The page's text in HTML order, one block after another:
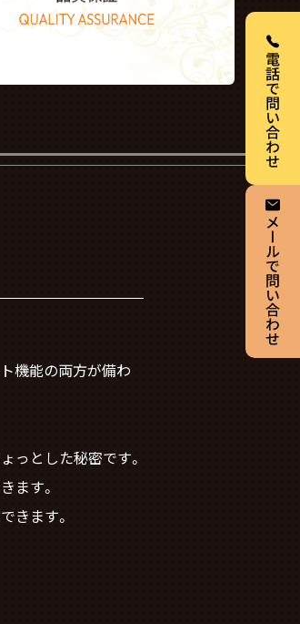
機能の両方が備わ
っとした秘密です。
ます。
きます。